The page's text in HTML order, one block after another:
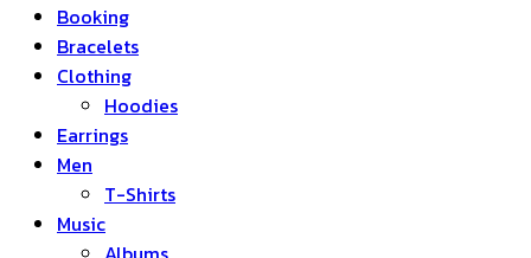
Booking
Bracelets
Clothing
Hoodies
Earrings
Men
T-Shirts
Music